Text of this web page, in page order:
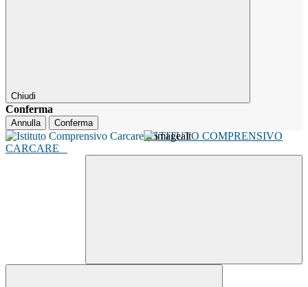
Chiudi
Conferma
Annulla Conferma
ISTITUTO COMPRENSIVO
CARCARE